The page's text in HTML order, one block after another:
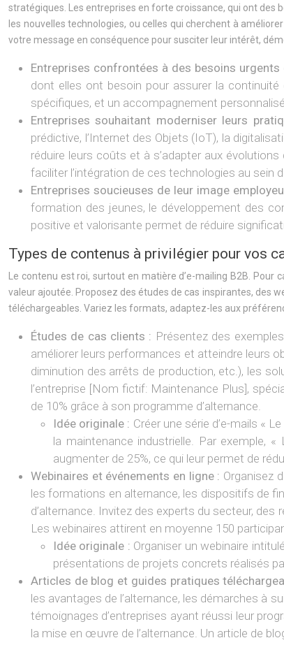
stratégiques. Les entreprises en forte croissance, qui ont
les nouvelles technologies, ou celles qui cherchent à
votre message en conséquence pour susciter leur intérêt,
Entreprises confrontées à des besoins urgents
dont elles ont besoin pour assurer la
spécifiques, et un accompagnement
Entreprises souhaitant moderniser leurs
prédictive, l’Internet des Objets (IoT), la
réduire leurs coûts et à s’adapter aux
faciliter l’intégration de ces technologies au sein
Entreprises soucieuses de leur image
formation des jeunes, le développement des
positive et valorisante permet de réduire
Types de contenus à privilégier pour vos
Le contenu est roi, surtout en matière d’e-mailing B2B.
valeur ajoutée. Proposez des études de cas inspirantes, des
téléchargeables. Variez les formats, adaptez-les aux
Études de cas clients : Présentez des
améliorer leurs performances et atteindre leurs
diminution des arrêts de production, etc.), les
l’entreprise [Nom fictif: Maintenance Plus],
de 10% grâce à son programme d’alternance.
Idée originale : Créer une série d’e-mails «
la maintenance industrielle. Par exemple,
augmenter de 25%, ce qui leur permet de
Webinaires et événements en ligne : Organisez
les formations en alternance, les dispositifs de
d’alternance. Invitez des experts du secteur,
Les webinaires attirent en moyenne 150
Idée originale : Organiser un webinaire
présentations de projets concrets réalisés
Articles de blog et guides pratiques
les avantages de l’alternance, les démarches à
témoignages d’entreprises ayant réussi leur
la mise en œuvre de l’alternance. Un article de